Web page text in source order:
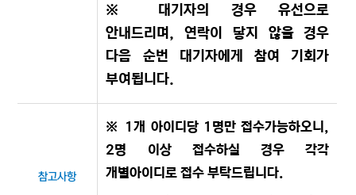
※ 대기자의 경우 유선으로
안내드리며, 연락이 닿지 않을 경우
다음 순번 대기자에게 참여 기회가
부여됩니다.
참고사항
※ 1개 아이디당 1명만 접수가능하오니,
2명 이상 접수하실 경우 각각
개별아이디로 접수 부탁드립니다.